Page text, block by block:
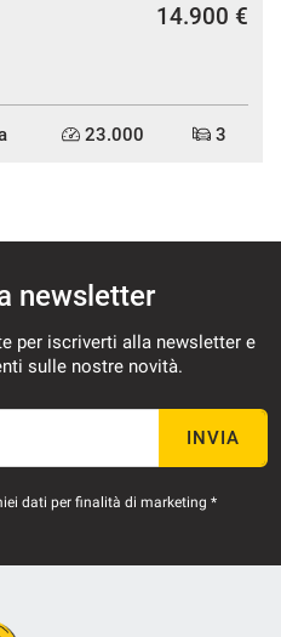
14.900 €
23.000 3
newsletter
per iscriverti alla newsletter e
sulle nostre novità.
INVIA
dati per finalità di marketing *